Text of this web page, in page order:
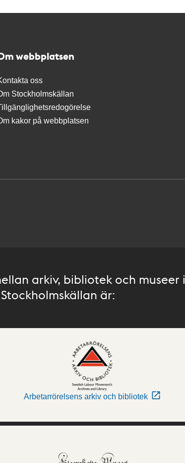
webbplatsen
oss
Stockholmskällan
kakor på webbplatsen
arkiv, bibliotek och museer i
är:
Arbetarrörelsens arkiv och bibliotek